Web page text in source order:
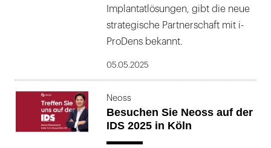
Implantatlösungen, gibt die neue
strategische Partnerschaft mit i-
ProDens bekannt.
05.05.2025
Neoss
Besuchen Sie Neoss auf der
IDS 2025 in Köln